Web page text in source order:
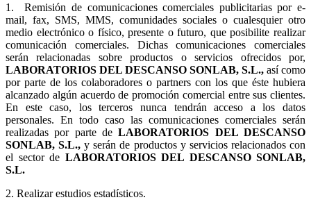
1.Remisión de comunicaciones comerciales publicitarias por e-
mail, fax, SMS, MMS, comunidades sociales o cualesquier otro
medio electrónico o físico, presente o futuro, que posibilite realizar
comunicación comerciales. Dichas comunicaciones comerciales
serán relacionadas sobre productos o servicios ofrecidos por,
LABORATORIOS DEL DESCANSO SONLAB, S.L., así como
por parte de los colaboradores o partners con los que éste hubiera
alcanzado algún acuerdo de promoción comercial entre sus clientes.
En este caso, los terceros nunca tendrán acceso a los datos
personales. En todo caso las comunicaciones comerciales serán
realizadas por parte deLABORATORIOS DEL DESCANSO
SONLAB, S.L., y serán de productos y servicios relacionados con
el sector de LABORATORIOS DEL DESCANSO SONLAB,
S.L.
2. Realizar estudios estadísticos.